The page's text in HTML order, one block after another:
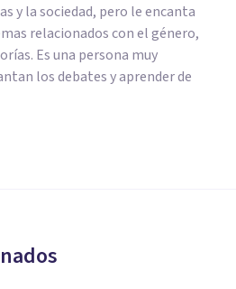
y la sociedad, pero le encanta
relacionados con el género,
Es una persona muy
los debates y aprender de
un estudio